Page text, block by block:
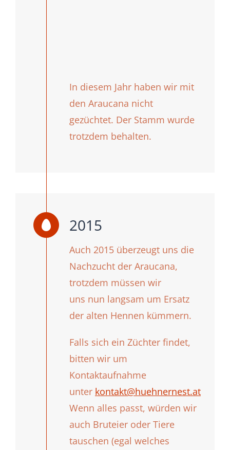
In diesem Jahr haben wir mit
den Araucana nicht
gezüchtet. Der Stamm wurde
trotzdem behalten.
2015
Auch 2015 überzeugt uns die
Nachzucht der Araucana,
trotzdem müssen wir
uns nun langsam um Ersatz
der alten Hennen kümmern.
Falls sich ein Züchter findet,
bitten wir um
Kontaktaufnahme
unter kontakt@huehnernest.at
Wenn alles passt, würden wir
auch Bruteier oder Tiere
tauschen (egal welches